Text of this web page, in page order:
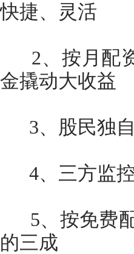
快捷、灵活
2、按月配资
金撬动大收益
3、股民独自
4、三方监控
5、按免费配
的三成